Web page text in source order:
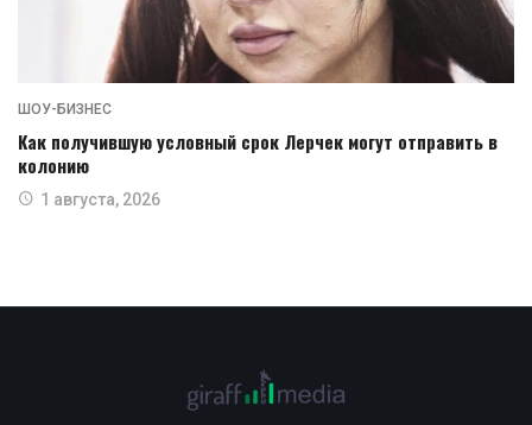
ШОУ-БИЗНЕС
Как получившую условный срок Лерчек могут отправить в
колонию
1 августа, 2026